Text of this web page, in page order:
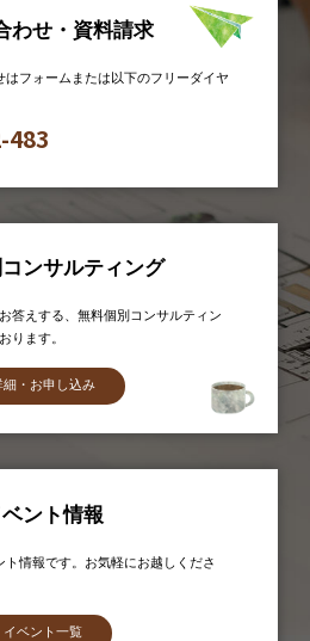
わせ・資料請求
はフォームまたは以下のフリーダイヤ
483
ンサルティング
答えする、無料個別コンサルティン
ります。
細・お申し込み
ント情報
情報です。お気軽にお越しくださ
イベント一覧